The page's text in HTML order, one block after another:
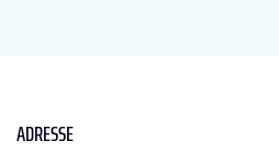
ADRESSE